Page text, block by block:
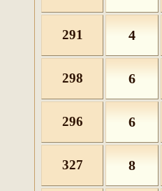
4
291
6
298
6
296
8
327